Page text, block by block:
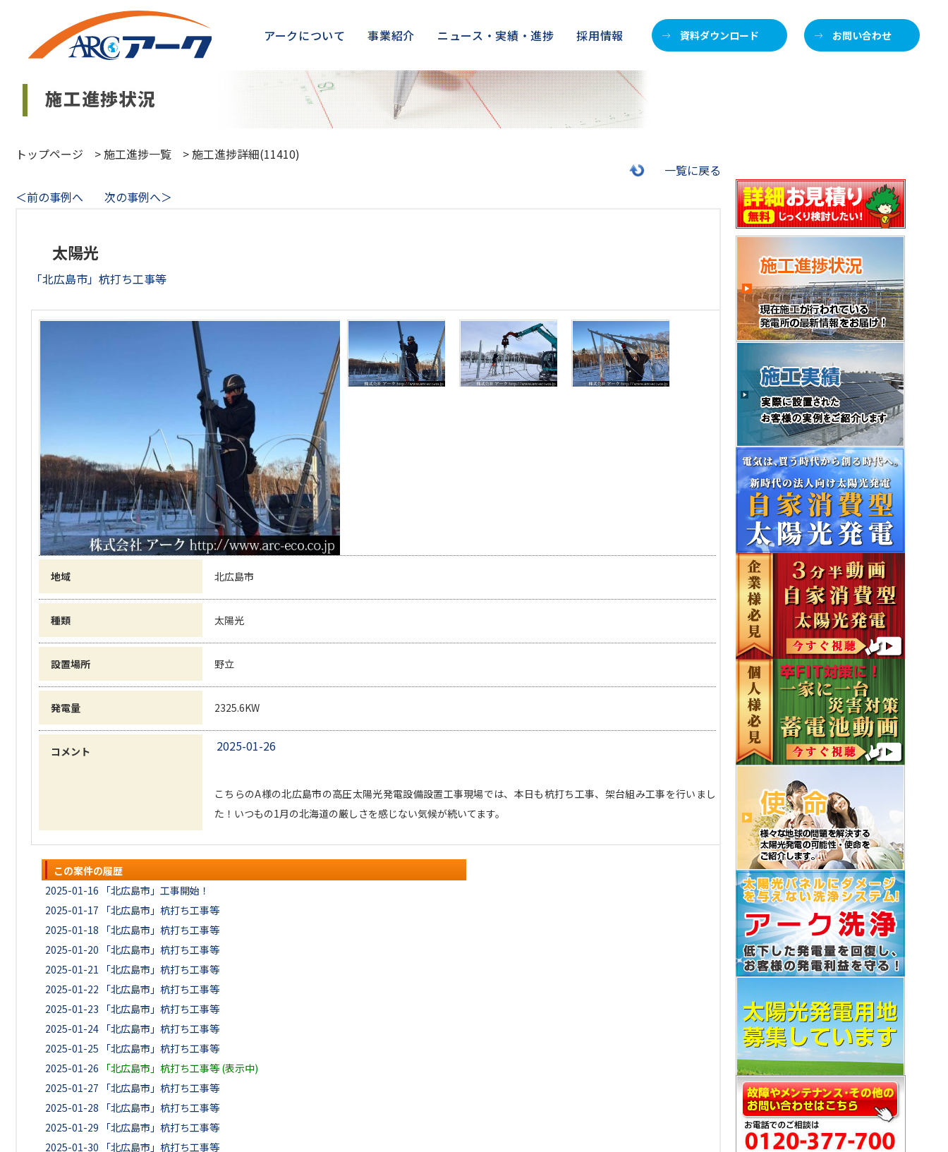
アークについて 事業紹介 ニュース・実績・進捗 採用情報 資料ダウンロード お問い合わせ
トップページ >施工進捗一覧 >施工進捗詳細(11410)
一覧に戻る
＜前の事例へ
次の事例へ＞
太陽光
「北広島市」杭打ち工事等
地域 北広島市
種類 太陽光
設置場所 野立
発電量 2325.6KW
コメント 2025-01-26
こちらのA様の北広島市の高圧太陽光発電設備設置工事現場では、本日も杭打ち工事、架台組み工事を行いまし
た！いつもの1月の北海道の厳しさを感じない気候が続いてます。
この案件の履歴
2025-01-16
「北広島市」工事開始！
2025-01-17
「北広島市」杭打ち工事等
2025-01-18
「北広島市」杭打ち工事等
2025-01-20
「北広島市」杭打ち工事等
2025-01-21
「北広島市」杭打ち工事等
2025-01-22
「北広島市」杭打ち工事等
2025-01-23
「北広島市」杭打ち工事等
2025-01-24 「北広島市」杭打ち工事等
2025-01-25
「北広島市」杭打ち工事等
2025-01-26
「北広島市」杭打ち工事等 (表示中)
2025-01-27
「北広島市」杭打ち工事等
2025-01-28
「北広島市」杭打ち工事等
2025-01-29
「北広島市」杭打ち工事等
2025-01-30
「北広島市」杭打ち工事等